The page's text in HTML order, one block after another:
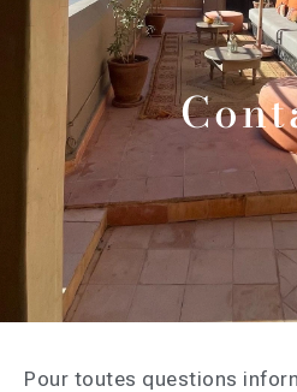
Pour toutes questions